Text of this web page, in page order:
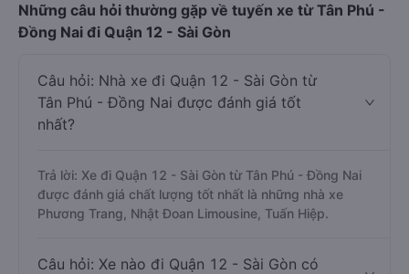
Những câu hỏi thường gặp về tuyến xe từ Tân Phú -
Đồng Nai đi Quận 12 - Sài Gòn
Câu hỏi: Nhà xe đi Quận 12 - Sài Gòn từ
Tân Phú - Đồng Nai được đánh giá tốt
nhất?
Trả lời: Xe đi Quận 12 - Sài Gòn từ Tân Phú - Đồng Nai
được đánh giá chất lượng tốt nhất là những nhà xe
Phương Trang, Nhật Đoan Limousine, Tuấn Hiệp.
Câu hỏi: Xe nào đi Quận 12 - Sài Gòn có